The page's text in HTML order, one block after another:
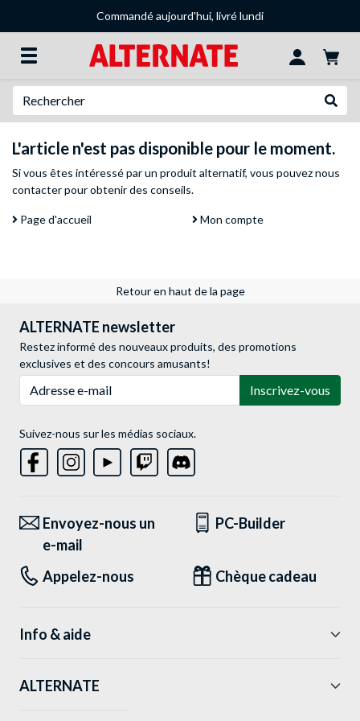
Commandé aujourd'hui, livré lundi
L'article n'est pas disponible pour le moment.
Si vous êtes intéressé par un produit alternatif, vous pouveznous
contacterpour obtenir des conseils.
Page d'accueil Mon compte
Retour en haut de la page
ALTERNATE newsletter
Restez informé des nouveaux produits, des promotions
exclusives et des concours amusants!
Inscrivez-vous
Suivez-nous sur les médias sociaux.
Envoyez-nous un
e-mail
PC-Builder
Appelez-nous Chèque cadeau
Info & aide
ALTERNATE